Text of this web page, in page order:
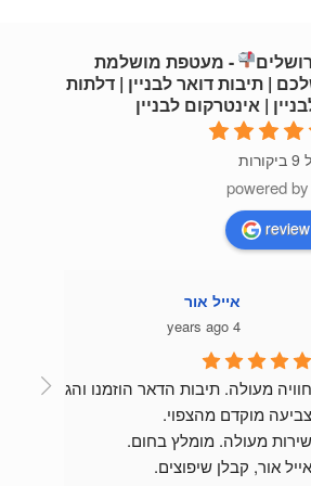
- מעטפת מושלמת
| תיבות דואר לבניין | דלתות
| אינטרקום לבניין
powered
חוויה מעולה. תיבות הדאר הוזמנו והגיעו לאחר
מומלץ בחום.
שיפוצים.